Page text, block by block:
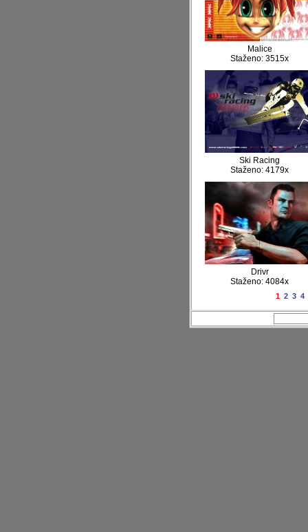
Malice
Staženo: 3515x
Ski Racing
Staženo: 4179x
Drivr
Staženo: 4084x
1 2 3 4